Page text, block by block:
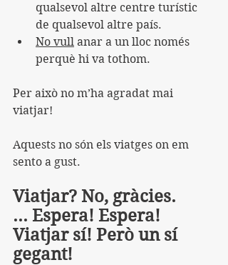
qualsevol altre centre turístic
de qualsevol altre país.
No vull anar a un lloc només
perquè hi va tothom.
Per això no m’ha agradat mai
viatjar!
Aquests no són els viatges on em
sento a gust.
Viatjar? No, gràcies.
... Espera! Espera!
Viatjar sí! Però un sí
gegant!